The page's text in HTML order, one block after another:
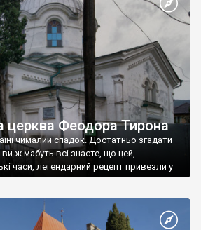
церква Феодора Тирона
чималий спадок. Достатньо згадати
ви ж мабуть всі знаєте, що цей,
часи, легендарний рецепт привезли у